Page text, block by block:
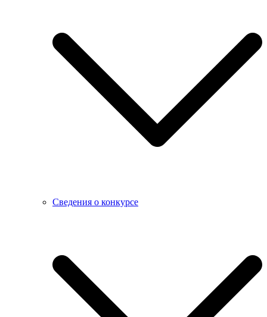
Сведения о конкурсе